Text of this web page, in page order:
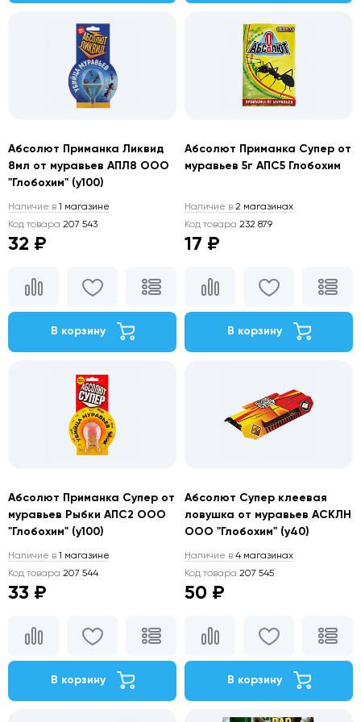
Абсолют Приманка Ликвид
8мл от муравьев АПЛ8 ООО
"Глобохим" (у100)
Наличие в 1 магазине
Код товара 207 543
32 ₽
В корзину
Абсолют Приманка Супер от
муравьев 5г АПС5 Глобохим
Наличие в 2 магазинах
Код товара 232 879
17 ₽
В корзину
Абсолют Приманка Супер от
муравьев Рыбки АПС2 ООО
"Глобохим" (у100)
Наличие в 1 магазине
Код товара 207 544
33 ₽
В корзину
Абсолют Супер клеевая
ловушка от муравьев АСКЛН
ООО "Глобохим" (у40)
Наличие в 4 магазинах
Код товара 207 545
50 ₽
В корзину